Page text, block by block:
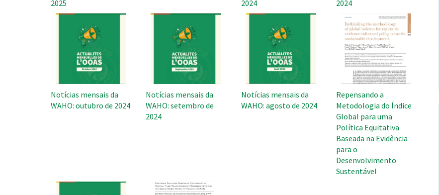
2025
2024
2024
Notícias mensais da
WAHO: outubro de 2024
Notícias mensais da
WAHO: setembro de
2024
Notícias mensais da
WAHO: agosto de 2024
Repensando a
Metodologia do Índice
Global para uma
Política Equitativa
Baseada na Evidência
para o
Desenvolvimento
Sustentável